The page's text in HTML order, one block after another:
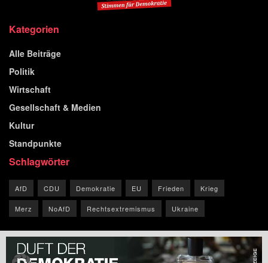
Kategorien
Alle Beiträge
Politik
Wirtschaft
Gesellschaft & Medien
Kultur
Standpunkte
Schlagwörter
AfD CDU Demokratie EU Frieden Krieg
Merz NoAfD Rechtsextremismus Ukraine
© 2026 Blog der Republik.